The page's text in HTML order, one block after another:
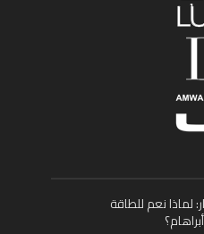
لماذا نعم للطاقة